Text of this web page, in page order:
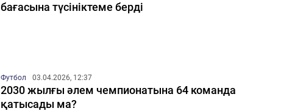
бағасына түсініктеме берді
Футбол 03.04.2026, 12:37
2030 жылғы әлем чемпионатына 64 команда
қатысады ма?